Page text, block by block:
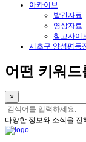
아카이브
발간자료
영상자료
참고사이
서초구 양성평등
어떤 키워드
×
다양한 정보와 소식을 전